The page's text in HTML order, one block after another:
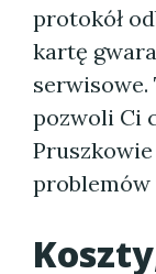
protokół
kartę
pozwoli Ci